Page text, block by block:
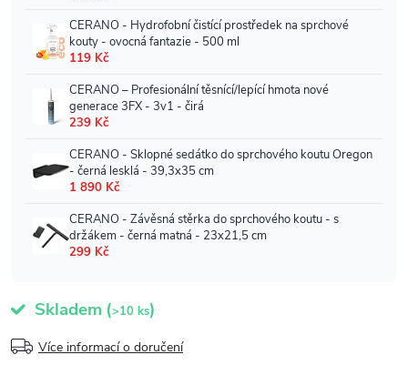
Skladem (>10 ks)
Více informací o doručení